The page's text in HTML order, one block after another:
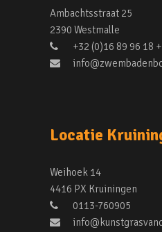
Ambachtsstraat 25
2390 Westmalle
+32 (0)16 89 96 18
Locatie
Weihoek 14
4416 PX Kruiningen
0113-760905